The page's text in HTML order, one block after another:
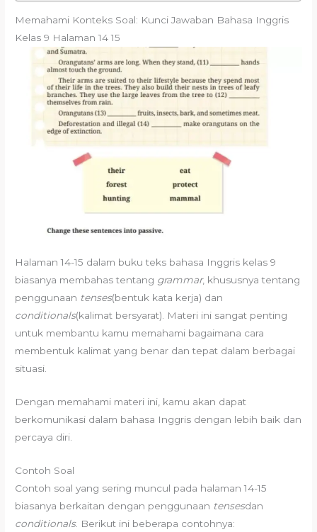
Memahami Konteks Soal: Kunci Jawaban Bahasa Inggris
Kelas 9 Halaman 14 15
Halaman 14-15 dalam buku teks bahasa Inggris kelas 9
biasanya membahas tentang grammar, khususnya tentang
penggunaan tenses(bentuk kata kerja) dan
conditionals(kalimat bersyarat). Materi ini sangat penting
untuk membantu kamu memahami bagaimana cara
membentuk kalimat yang benar dan tepat dalam berbagai
situasi.
Dengan memahami materi ini, kamu akan dapat
berkomunikasi dalam bahasa Inggris dengan lebih baik dan
percaya diri.
Contoh Soal
Contoh soal yang sering muncul pada halaman 14-15
biasanya berkaitan dengan penggunaan tensesdan
conditionals. Berikut ini beberapa contohnya: